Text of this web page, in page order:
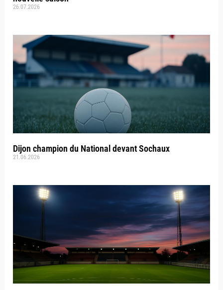
26.07.2026
Dijon champion du National devant Sochaux
21.06.2026